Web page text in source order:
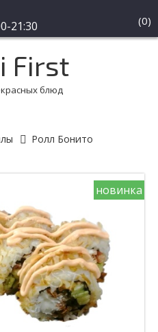
21:30
(0)
First
блюд
Ролл Бонито
новинка